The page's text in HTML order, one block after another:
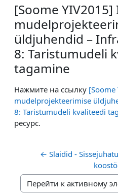
[Soome
üldjuhendid –
8: Taristumudeli
tagamine
Нажмите на ссылку
mudelprojekteerimise
8: Taristumudeli kvaliteedi
ресурс.
← Slaidid -
Перейти к активному